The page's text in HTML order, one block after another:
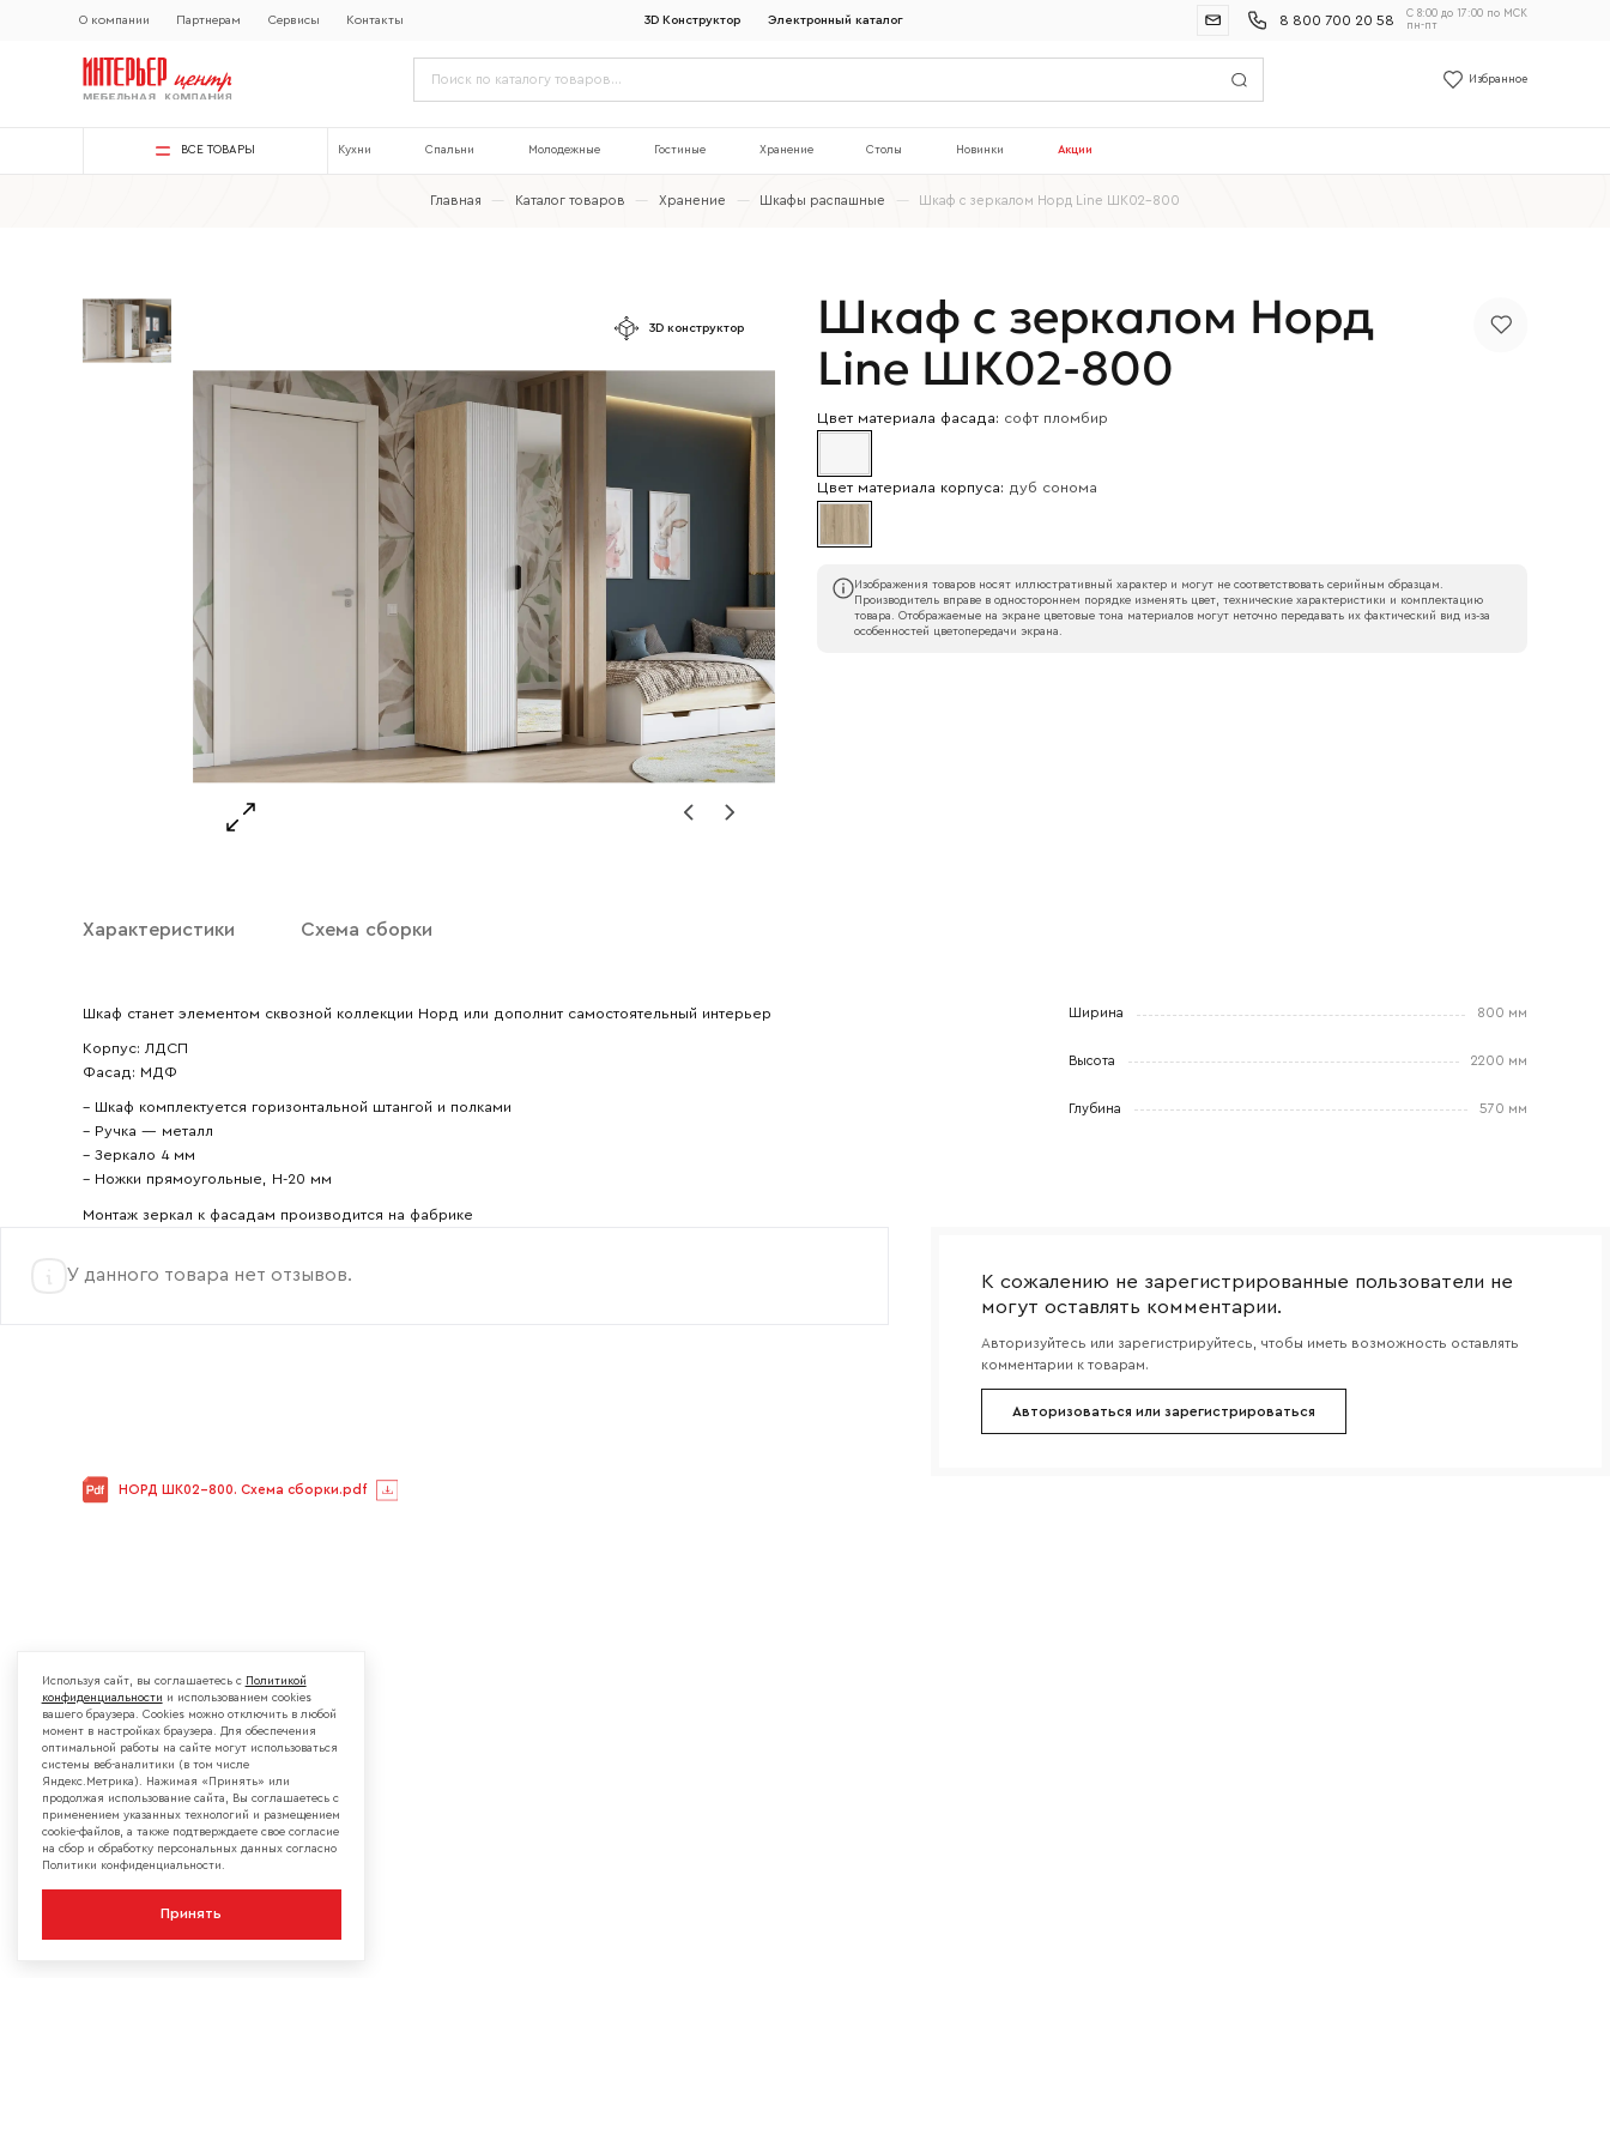
О компании Партнерам Сервисы Контакты 3D Конструктор Электронный каталог 8 800 700 20 58
С 8:00 до 17:00 по МСК
пн-пт
Избранное
ВСЕ ТОВАРЫ Кухни Спальни Молодежные Гостиные Хранение Столы Новинки Акции
Главная — Каталог товаров — Хранение — Шкафы распашные — Шкаф c зеркалом Норд Line ШК02-800
3D конструктор
Шкаф c зеркалом Норд
Line ШК02-800
Цвет материала фасада: софт пломбир
Цвет материала корпуса: дуб сонома
Изображения товаров носят иллюстративный характер и могут не соответствовать серийным образцам.
Производитель вправе в одностороннем порядке изменять цвет, технические характеристики и комплектацию
товара. Отображаемые на экране цветовые тона материалов могут неточно передавать их фактический вид из‑за
особенностей цветопередачи экрана.
Характеристики Схема сборки
Шкаф станет элементом сквозной коллекции Норд или дополнит самостоятельный интерьер
Корпус: ЛДСП
Фасад: МДФ
– Шкаф комплектуется горизонтальной штангой и полками
– Ручка — металл
– Зеркало 4 мм
– Ножки прямоугольные, Н-20 мм
Монтаж зеркал к фасадам производится на фабрике
Ширина 800 мм
Высота 2200 мм
Глубина 570 мм
У данного товара нет отзывов.
К сожалению не зарегистрированные пользователи не
могут оставлять комментарии.
Авторизуйтесь или зарегистрируйтесь, чтобы иметь возможность оставлять
комментарии к товарам.
Авторизоваться или зарегистрироваться
НОРД ШК02-800. Схема сборки.pdf
Используя сайт, вы соглашаетесь с Политикой
конфиденциальности и использованием cookies
вашего браузера. Cookies можно отключить в любой
момент в настройках браузера. Для обеспечения
оптимальной работы на сайте могут использоваться
системы веб-аналитики (в том числе
Яндекс.Метрика). Нажимая «Принять» или
продолжая использование сайта, Вы соглашаетесь с
применением указанных технологий и размещением
cookie-файлов, а также подтверждаете свое согласие
на сбор и обработку персональных данных согласно
Политики конфиденциальности.
Принять